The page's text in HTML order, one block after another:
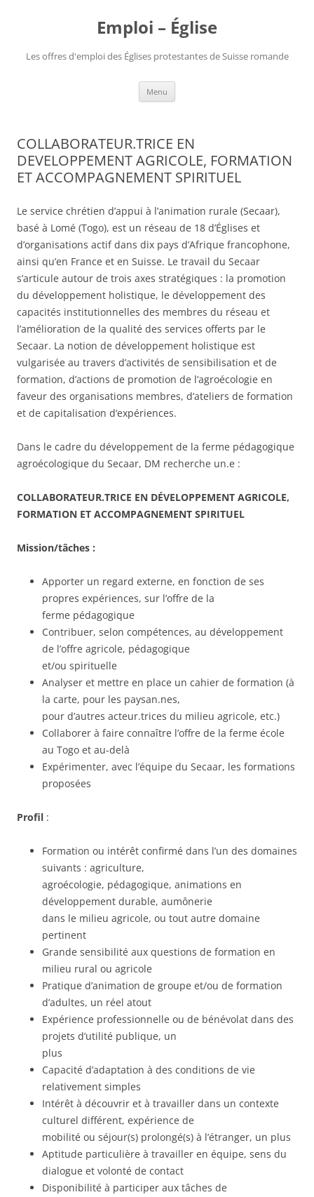
Emploi – Église
Les offres d'emploi des Églises protestantes de Suisse romande
Menu
COLLABORATEUR.TRICE EN
DEVELOPPEMENT AGRICOLE, FORMATION
ET ACCOMPAGNEMENT SPIRITUEL
Le service chrétien d’appui à l’animation rurale (Secaar),
basé à Lomé (Togo), est un réseau de 18 d’Églises et
d’organisations actif dans dix pays d’Afrique francophone,
ainsi qu’en France et en Suisse. Le travail du Secaar
s’articule autour de trois axes stratégiques : la promotion
du développement holistique, le développement des
capacités institutionnelles des membres du réseau et
l’amélioration de la qualité des services offerts par le
Secaar. La notion de développement holistique est
vulgarisée au travers d’activités de sensibilisation et de
formation, d’actions de promotion de l’agroécologie en
faveur des organisations membres, d’ateliers de formation
et de capitalisation d’expériences.
Dans le cadre du développement de la ferme pédagogique
agroécologique du Secaar, DM recherche un.e :
COLLABORATEUR.TRICE EN DÉVELOPPEMENT AGRICOLE,
FORMATION ET ACCOMPAGNEMENT SPIRITUEL
Mission/tâches :
Apporter un regard externe, en fonction de ses
propres expériences, sur l’offre de la
ferme pédagogique
Contribuer, selon compétences, au développement
de l’offre agricole, pédagogique
et/ou spirituelle
Analyser et mettre en place un cahier de formation (à
la carte, pour les paysan.nes,
pour d’autres acteur.trices du milieu agricole, etc.)
Collaborer à faire connaître l’offre de la ferme école
au Togo et au-delà
Expérimenter, avec l’équipe du Secaar, les formations
proposées
Profil :
Formation ou intérêt confirmé dans l’un des domaines
suivants : agriculture,
agroécologie, pédagogique, animations en
développement durable, aumônerie
dans le milieu agricole, ou tout autre domaine
pertinent
Grande sensibilité aux questions de formation en
milieu rural ou agricole
Pratique d’animation de groupe et/ou de formation
d’adultes, un réel atout
Expérience professionnelle ou de bénévolat dans des
projets d’utilité publique, un
plus
Capacité d’adaptation à des conditions de vie
relativement simples
Intérêt à découvrir et à travailler dans un contexte
culturel différent, expérience de
mobilité ou séjour(s) prolongé(s) à l’étranger, un plus
Aptitude particulière à travailler en équipe, sens du
dialogue et volonté de contact
Disponibilité à participer aux tâches de